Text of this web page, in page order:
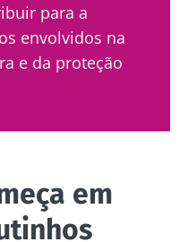
para a
envolvidos na
e da proteção
em